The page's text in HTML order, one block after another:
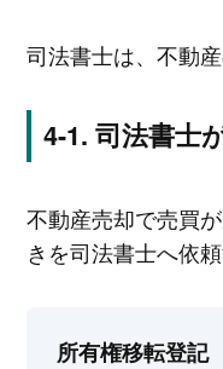
司法書士は、不動
司法書士
不動産売却で売買
きを司法書士へ依
所有権移転登記